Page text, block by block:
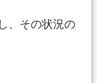
、その状況の